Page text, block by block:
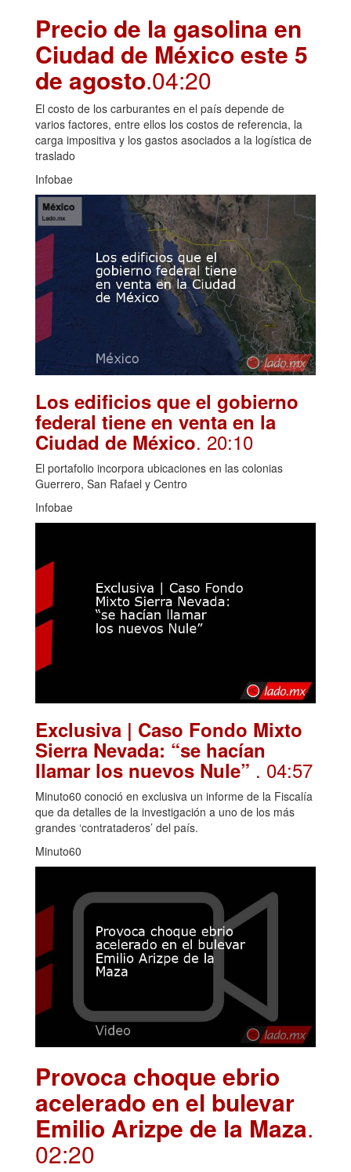
Precio de la gasolina en
Ciudad de México este 5
de agosto.04:20
El costo de los carburantes en el país depende de
varios factores, entre ellos los costos de referencia, la
carga impositiva y los gastos asociados a la logística de
traslado
Infobae
Los edificios que el gobierno
federal tiene en venta en la
Ciudad de México. 20:10
El portafolio incorpora ubicaciones en las colonias
Guerrero, San Rafael y Centro
Infobae
Exclusiva | Caso Fondo Mixto
Sierra Nevada: “se hacían
llamar los nuevos Nule” . 04:57
Minuto60 conoció en exclusiva un informe de la Fiscalía
que da detalles de la investigación a uno de los más
grandes ‘contrataderos’ del país.
Minuto60
Provoca choque ebrio
acelerado en el bulevar
Emilio Arizpe de la Maza.
02:20